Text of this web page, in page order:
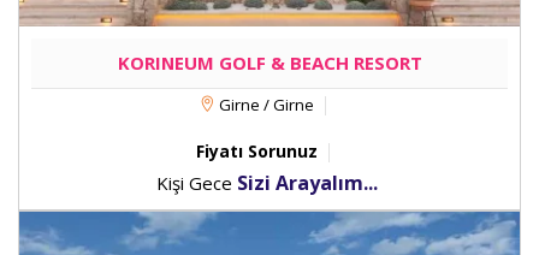
KORINEUM GOLF & BEACH RESORT
Girne / Girne
Fiyatı Sorunuz
Kişi Gece Sizi Arayalım...